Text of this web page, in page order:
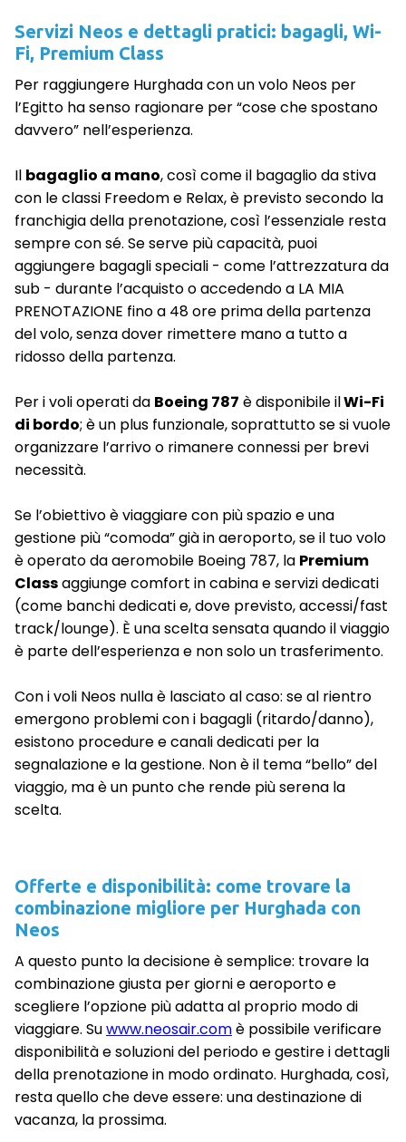
Servizi Neos e dettagli pratici: bagagli, Wi-
Fi, Premium Class
Per raggiungere Hurghada con un volo Neos per
l’Egitto ha senso ragionare per “cose che spostano
davvero” nell’esperienza.
Il bagaglio a mano, così come il bagaglio da stiva
con le classi Freedom e Relax, è previsto secondo la
franchigia della prenotazione, così l’essenziale resta
sempre con sé. Se serve più capacità, puoi
aggiungere bagagli speciali - come l’attrezzatura da
sub - durante l’acquisto o accedendo a LA MIA
PRENOTAZIONE fino a 48 ore prima della partenza
del volo, senza dover rimettere mano a tutto a
ridosso della partenza.
Per i voli operati da Boeing 787 è disponibile ilWi-Fi
di bordo; è un plus funzionale,soprattutto se si vuole
organizzare l’arrivo o rimanere connessi per brevi
necessità.
Se l’obiettivo è viaggiare con più spazio e una
gestione più “comoda” già in aeroporto, se il tuo volo
è operato da aeromobile Boeing 787, la Premium
Classaggiunge comfort in cabina e servizi dedicati
(come banchi dedicati e, dove previsto, accessi/fast
track/lounge). È una scelta sensata quando il viaggio
è parte dell’esperienza e non solo un trasferimento.
Con i voli Neos nulla è lasciato al caso: se al rientro
emergono problemi con i bagagli (ritardo/danno),
esistono procedure e canali dedicati per la
segnalazione e la gestione. Non è il tema “bello” del
viaggio, ma è un punto che rende più serena la
scelta.
Offerte e disponibilità: come trovare la
combinazione migliore per Hurghada con
Neos
A questo punto la decisione è semplice: trovare la
combinazione giusta per giorni e aeroporto e
scegliere l’opzione più adatta al proprio modo di
viaggiare. Suwww.neosair.comè possibile verificare
disponibilità e soluzioni del periodo e gestire i dettagli
della prenotazione in modo ordinato. Hurghada, così,
resta quello che deve essere: una destinazione di
vacanza, la prossima.